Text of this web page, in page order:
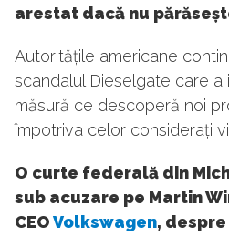
arestat dacă nu
Autoritățile americane
scandalul Dieselgate care a
măsură ce descoperă noi
împotriva celor considerați
O curte federală din
sub acuzare pe Martin
CEOVolkswagen,